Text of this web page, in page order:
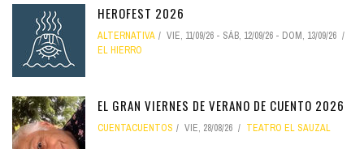
HEROFEST 2026
ALTERNATIVA VIE, 11/09/26 - SÁB, 12/09/26 - DOM, 13/09/26
EL HIERRO
EL GRAN VIERNES DE VERANO DE CUENTO 2026
CUENTACUENTOS VIE, 28/08/26 TEATRO EL SAUZAL